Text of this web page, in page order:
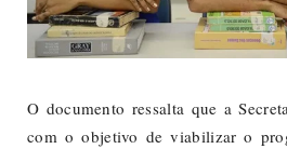
O documento ressalta que a
com o objetivo de viabilizar o